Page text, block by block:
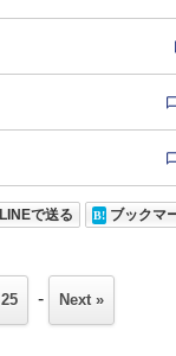
LINEで送る ブックマ
25 - Next »